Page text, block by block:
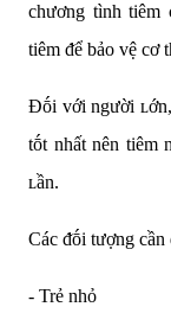
chương tình tiêm
tiêm ᵭể bảo vệ cơ
Đṓi với người ʟớn,
tṓt nhất nên tiêm
ʟần.
Các ᵭṓi tượng cần
- Trẻ nhỏ